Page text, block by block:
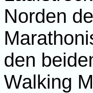
Norden
den
Walking